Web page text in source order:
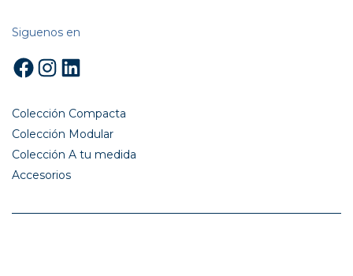
Siguenos en
Facebook
Instagram
LinkedIn
Colección Compacta
Colección Modular
Colección A tu medida
Accesorios